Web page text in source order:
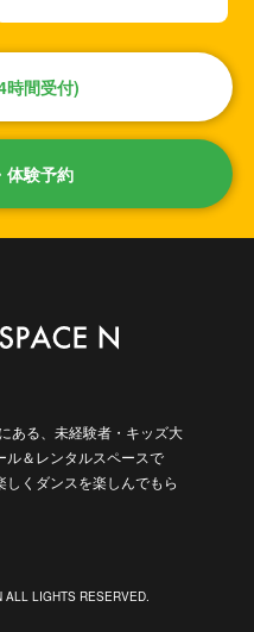
時間受付)
体験予約
ある、未経験者・キッズ大
ル＆レンタルスペースで
くダンスを楽しんでもら
LIGHTS RESERVED.